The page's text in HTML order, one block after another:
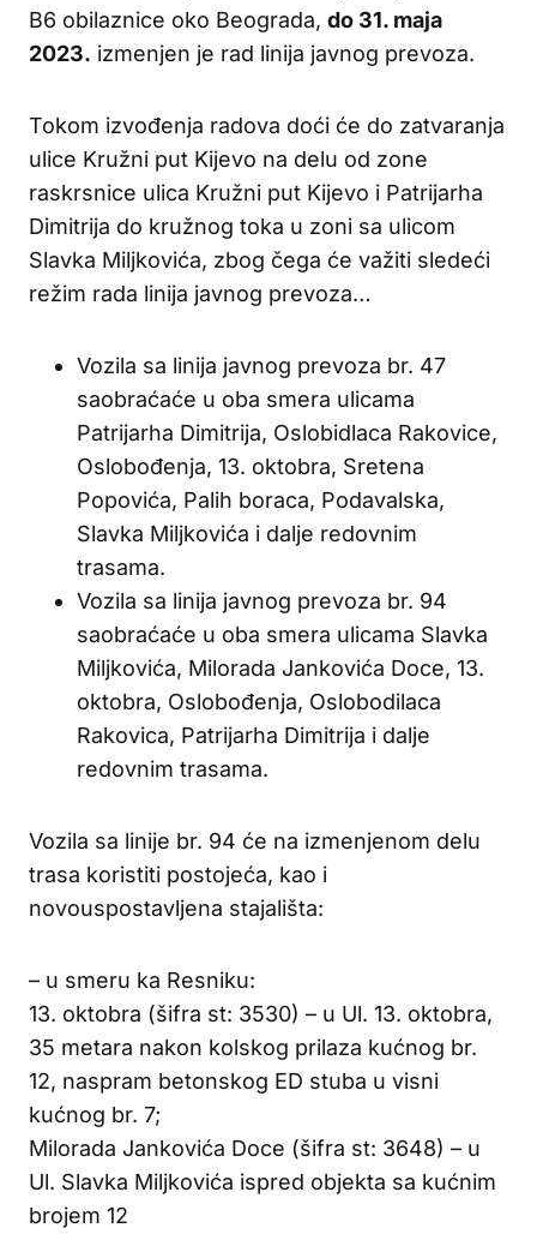
B6 obilaznice oko Beograda, do 31. maja
2023. izmenjen je rad linija javnog prevoza.
Tokom izvođenja radova doći će do zatvaranja
ulice Kružni put Kijevo na delu od zone
raskrsnice ulica Kružni put Kijevo i Patrijarha
Dimitrija do kružnog toka u zoni sa ulicom
Slavka Miljkovića, zbog čega će važiti sledeći
režim rada linija javnog prevoza…
Vozila sa linija javnog prevoza br. 47
saobraćaće u oba smera ulicama
Patrijarha Dimitrija, Oslobidlaca Rakovice,
Oslobođenja, 13. oktobra, Sretena
Popovića, Palih boraca, Podavalska,
Slavka Miljkovića i dalje redovnim
trasama.
Vozila sa linija javnog prevoza br. 94
saobraćaće u oba smera ulicama Slavka
Miljkovića, Milorada Jankovića Doce, 13.
oktobra, Oslobođenja, Oslobodilaca
Rakovica, Patrijarha Dimitrija i dalje
redovnim trasama.
Vozila sa linije br. 94 će na izmenjenom delu
trasa koristiti postojeća, kao i
novouspostavljena stajališta:
– u smeru ka Resniku:
13. oktobra (šifra st: 3530) – u Ul. 13. oktobra,
35 metara nakon kolskog prilaza kućnog br.
12, naspram betonskog ED stuba u visni
kućnog br. 7;
Milorada Jankovića Doce (šifra st: 3648) – u
Ul. Slavka Miljkovića ispred objekta sa kućnim
brojem 12